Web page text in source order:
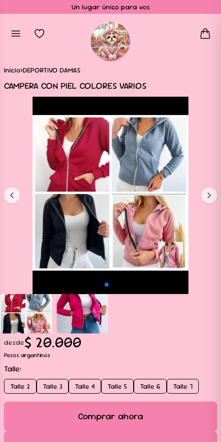
Un lugar único para vos
Inicio›DEPORTIVO DAMAS
CAMPERA CON PIEL COLORES VARIOS
desde$ 20.000
Pesos argentinos
Talle:
Talle 2 Talle 3 Talle 4 Talle 5 Talle 6 Talle 7
Comprar ahora